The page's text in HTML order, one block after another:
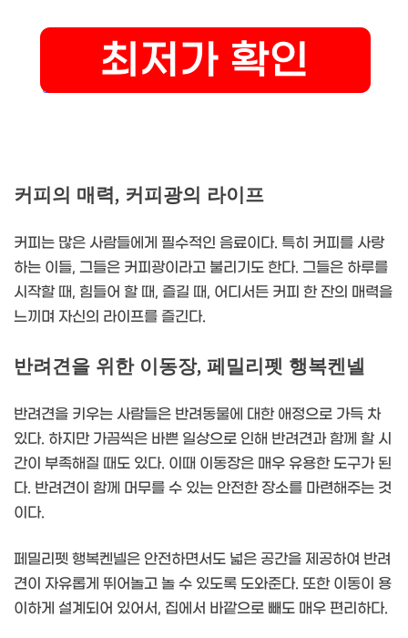
커피의 매력, 커피광의 라이프
커피는 많은 사람들에게 필수적인 음료이다. 특히 커피를 사랑
하는 이들, 그들은 커피광이라고 불리기도 한다. 그들은 하루를
시작할 때, 힘들어 할 때, 즐길 때, 어디서든 커피 한 잔의 매력을
느끼며 자신의 라이프를 즐긴다.
반려견을 위한 이동장, 페밀리펫 행복켄넬
반려견을 키우는 사람들은 반려동물에 대한 애정으로 가득 차
있다. 하지만 가끔씩은 바쁜 일상으로 인해 반려견과 함께 할 시
간이 부족해질 때도 있다. 이때 이동장은 매우 유용한 도구가 된
다. 반려견이 함께 머무를 수 있는 안전한 장소를 마련해주는 것
이다.
페밀리펫 행복켄넬은 안전하면서도 넓은 공간을 제공하여 반려
견이 자유롭게 뛰어놀고 놀 수 있도록 도와준다. 또한 이동이 용
이하게 설계되어 있어서, 집에서 바깥으로 빼도 매우 편리하다.